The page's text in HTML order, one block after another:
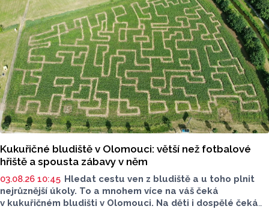
Kukuřičné bludiště v Olomouci: větší než fotbalové
hřiště a spousta zábavy v něm
03.08.26 10:45 Hledat cestu ven z bludiště a u toho plnit
nejrůznější úkoly. To a mnohem více na váš čeká
v kukuřičném bludišti v Olomouci. Na děti i dospělé čeká